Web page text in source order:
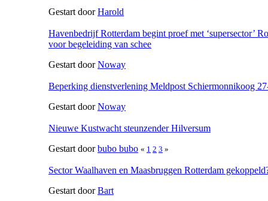
Gestart doorHarold
Havenbedrijf Rotterdam begint proef met ‘supersector’
voor begeleiding van schee
Gestart doorNoway
Beperking dienstverlening Meldpost Schiermonnikoog
Gestart doorNoway
Nieuwe Kustwacht steunzender Hilversum
Gestart doorbubo bubo « 1 2 3 »
Sector Waalhaven en Maasbruggen Rotterdam
Gestart doorBart